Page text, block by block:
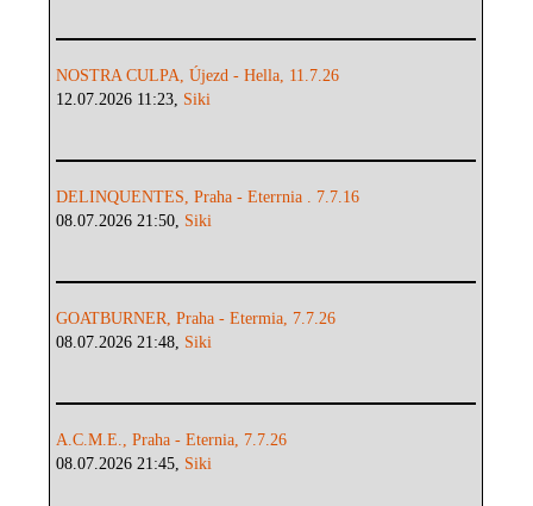
NOSTRA CULPA, Újezd - Hella, 11.7.26
12.07.2026 11:23, Siki
DELINQUENTES, Praha - Eterrnia . 7.7.16
08.07.2026 21:50, Siki
GOATBURNER, Praha - Etermia, 7.7.26
08.07.2026 21:48, Siki
A.C.M.E., Praha - Eternia, 7.7.26
08.07.2026 21:45, Siki